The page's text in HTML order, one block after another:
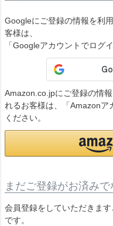
Googleにご登録の情報を利
客様は、
「Googleアカウントでログ
Amazon.co.jpにご登録の情
れるお客様は、「Amazonア
ください。
まだご登録がお済み
会員登録をしていただきま
です。